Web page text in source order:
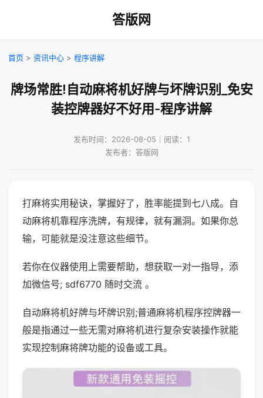
答版网
首页 > 资讯中心 > 程序讲解
牌场常胜!自动麻将机好牌与坏牌识别_免安
装控牌器好不好用-程序讲解
发布时间：2026-08-05｜阅读：1
发布者：答版网
打麻将实用秘诀，掌握好了，胜率能提到七八成。自
动麻将机靠程序洗牌，有规律，就有漏洞。如果你总
输，可能就是没注意这些细节。
若你在仪器使用上需要帮助，想获取一对一指导，添
加微信号; sdf6770 随时交流 。
自动麻将机好牌与坏牌识别;普通麻将机程序控牌器一
般是指通过一些无需对麻将机进行复杂安装操作就能
实现控制麻将牌功能的设备或工具。